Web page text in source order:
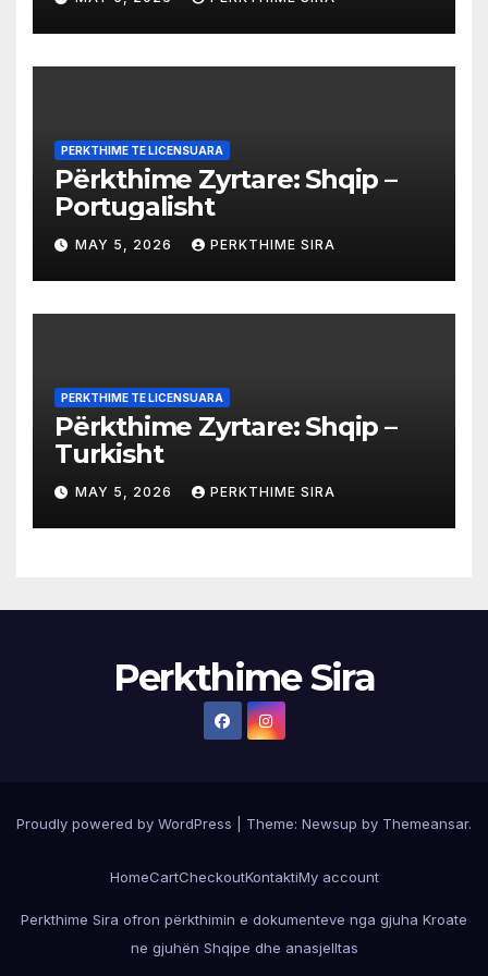
PERKTHIME TE LICENSUARA
Përkthime Zyrtare: Shqip –
Portugalisht
MAY 5, 2026 PERKTHIME SIRA
PERKTHIME TE LICENSUARA
Përkthime Zyrtare: Shqip –
Turkisht
MAY 5, 2026 PERKTHIME SIRA
Perkthime Sira
Proudly powered by WordPress Theme: Newsup by Themeansar.
HomeCartCheckoutKontaktiMy account
Perkthime Sira ofron përkthimin e dokumenteve nga gjuha Kroate
ne gjuhën Shqipe dhe anasjelltas